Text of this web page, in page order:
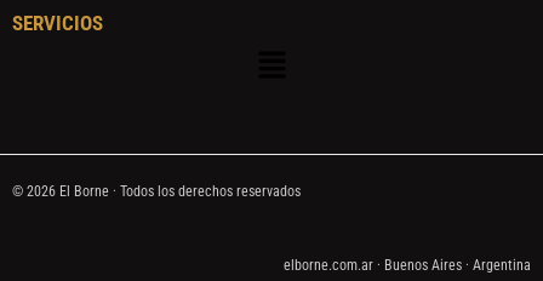
SERVICIOS
© 2026 El Borne · Todos los derechos reservados
elborne.com.ar · Buenos Aires · Argentina